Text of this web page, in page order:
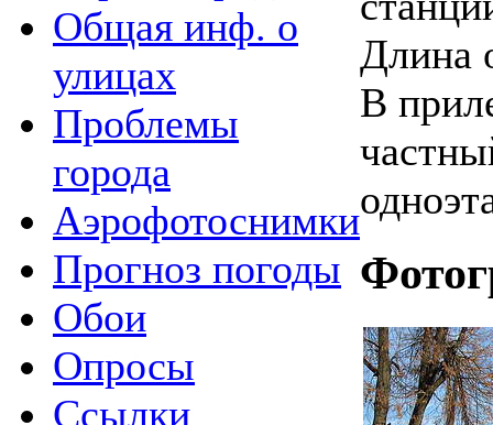
Общая инф. о
улицах
Проблемы
города
Аэрофотоснимки
Прогноз погоды
Обои
Опросы
Ссылки
Длина
В